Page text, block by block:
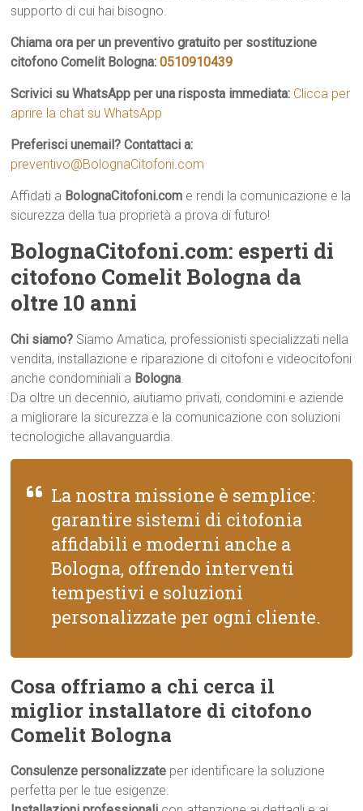
supporto di cui hai bisogno.
Chiama ora per un preventivo gratuito per sostituzione
citofono Comelit Bologna:0510910439
Scrivici su WhatsApp per una risposta immediata: Clicca per
aprire la chat su WhatsApp
Preferisci unemail? Contattaci a:
preventivo@BolognaCitofoni.com
Affidati a BolognaCitofoni.com e rendi la comunicazione e la
sicurezza della tua proprietà a prova di futuro!
BolognaCitofoni.com: esperti di
citofono Comelit Bologna da
oltre 10 anni
Chi siamo? Siamo Amatica, professionisti specializzati nella
vendita, installazione e riparazione di citofoni e videocitofoni
anche condominiali a Bologna.
Da oltre un decennio, aiutiamo privati, condomini e aziende
a migliorare la sicurezza e la comunicazione con soluzioni
tecnologiche allavanguardia.
La nostra missione è semplice:
garantire sistemi di citofonia
affidabili e moderni anche a
Bologna, offrendo interventi
tempestivi e soluzioni
personalizzate per ogni cliente.
Cosa offriamo a chi cerca il
miglior installatore di citofono
Comelit Bologna
Consulenze personalizzate per identificare la soluzione
perfetta per le tue esigenze.